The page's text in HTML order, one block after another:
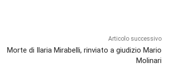
Articolo successivo
Morte di Ilaria Mirabelli, rinviato a giudizio Mario
Molinari